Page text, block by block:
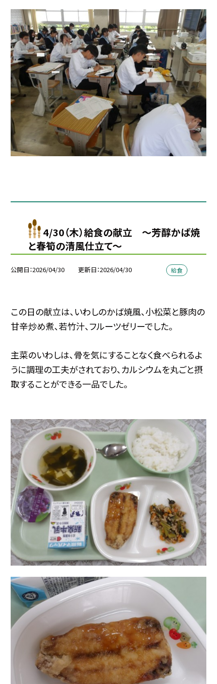
4/30（木）給食の献立 〜芳醇かば焼
と春筍の清風仕立て～
公開日 2026/04/30 更新日 2026/04/30 給食
この日の献立は、いわしのかば焼風、小松菜と豚肉の
甘辛炒め煮、若竹汁、フルーツゼリーでした。
主菜のいわしは、骨を気にすることなく食べられるよ
うに調理の工夫がされており、カルシウムを丸ごと摂
取することができる一品でした。